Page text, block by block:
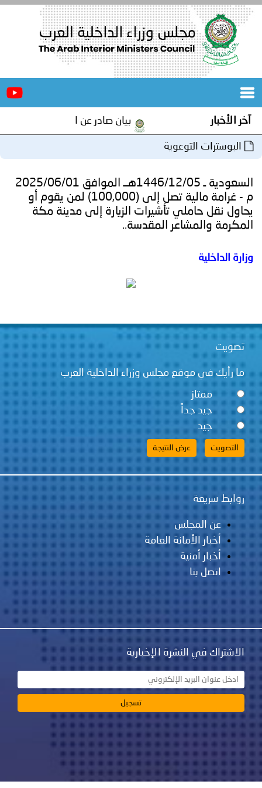
الرئيسية
المجلس
مؤتمرات
و
جهود
وفيديو
مجلة
أصداء
الأمانة
إعلانات
من
نحن
اتصل
بنا
آخر الأخبار بيان صادر عن الأمانة العامة
البوسترات التوعوية
السعودية ـ 1446/12/05هــ الموافق 2025/06/01
م - غرامة مالية تصل إلى (100,000) لمن يقوم أو
يحاول نقل حاملي تأشيرات الزيارة إلى مدينة مكة
المكرمة والمشاعر المقدسة..
وزارة الداخلية
تصويت
ما رأيك في موقع مجلس وزراء الداخلية العرب
ممتاز
جيد جداً
جيد
روابط سريعة
عن المجلس
أخبار الأمانة العامة
أخبار أمنية
اتصل بنا
الاشتراك في النشرة الإخبارية